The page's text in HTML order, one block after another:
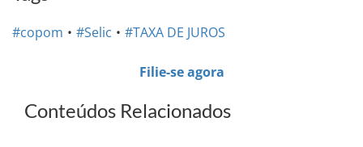
#copom #Selic #TAXA DE JUROS
Filie-se agora
Conteúdos Relacionados